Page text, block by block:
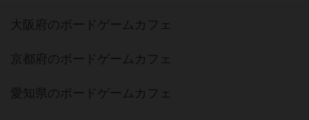
大阪府のボードゲームカフェ
京都府のボードゲームカフェ
愛知県のボードゲームカフェ